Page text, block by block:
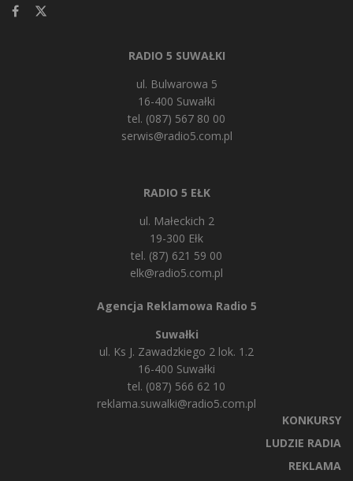
RADIO 5 SUWAŁKI
ul. Bulwarowa 5
16-400 Suwałki
tel. (087) 567 80 00
serwis@radio5.com.pl
RADIO 5 EŁK
ul. Małeckich 2
19-300 Ełk
tel. (87) 621 59 00
elk@radio5.com.pl
Agencja Reklamowa Radio 5
Suwałki
ul. Ks J. Zawadzkiego 2 lok. 1.2
16-400 Suwałki
tel. (087) 566 62 10
reklama.suwalki@radio5.com.pl
KONKURSY
LUDZIE RADIA
REKLAMA